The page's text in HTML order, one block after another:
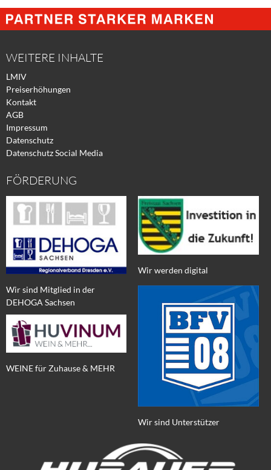
@
Facebook
@
Xing
@
Twitter
WEITERE INHALTE
LMIV
Preiserhöhungen
Kontakt
AGB
Impressum
Datenschutz
Datenschutz Social Media
FÖRDERUNG
Wir sind Mitglied in der
DEHOGA Sachsen
WEINE für Zuhause & MEHR
Wir werden digital
Wir sind Unterstützer